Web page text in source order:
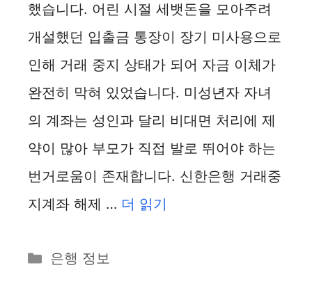
했습니다. 어린 시절 세뱃돈을 모아주려
개설했던 입출금 통장이 장기 미사용으로
인해 거래 중지 상태가 되어 자금 이체가
완전히 막혀 있었습니다. 미성년자 자녀
의 계좌는 성인과 달리 비대면 처리에 제
약이 많아 부모가 직접 발로 뛰어야 하는
번거로움이 존재합니다. 신한은행 거래중
지계좌 해제 … 더 읽기
카
은행 정보